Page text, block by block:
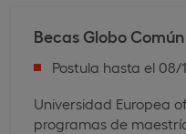
Becas Globo Común
Postula hasta el 08/
Universidad Europea
programas de